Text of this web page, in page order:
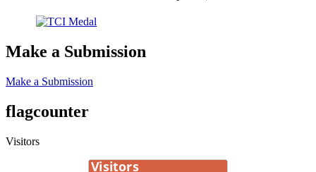
Make a Submission
Make a Submission
flagcounter
Visitors